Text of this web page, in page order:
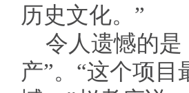
历史文化。”
令人遗憾的
产”。“这个项